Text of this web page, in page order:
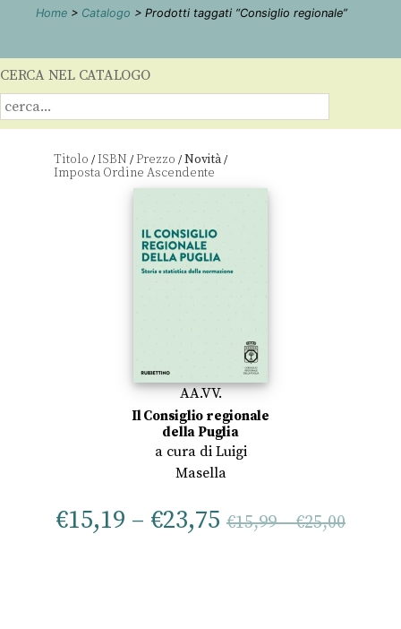
Home > Catalogo > Prodotti taggati “Consiglio regionale”
CERCA NEL CATALOGO
Titolo /ISBN /Prezzo /Novità/
AA.VV.
Il Consiglio regionale
della Puglia
a cura di Luigi
Masella
€15,19 – €23,75 €15,99–€25,00